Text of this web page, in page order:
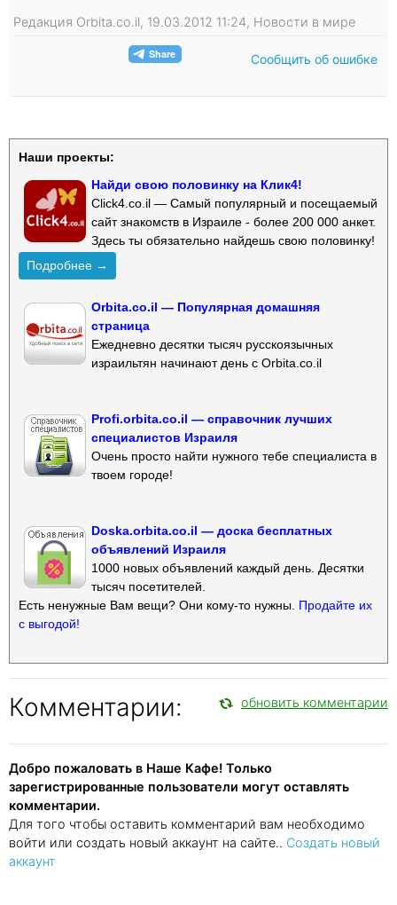
Редакция Orbita.co.il, 19.03.2012 11:24, Новости в мире
Сообщить об ошибке
Наши проекты:
Найди свою половинку на Клик4!
Click4.co.il — Самый популярный и посещаемый
сайт знакомств в Израиле - более 200 000 анкет.
Здесь ты обязательно найдешь свою половинку!
Подробнее →
Orbita.co.il — Популярная домашняя
страница
Ежедневно десятки тысяч русскоязычных
израильтян начинают день с Orbita.co.il
Profi.orbita.co.il — справочник лучших
специалистов Израиля
Очень просто найти нужного тебе специалиста в
твоем городе!
Doska.orbita.co.il — доска бесплатных
объявлений Израиля
1000 новых объявлений каждый день. Десятки
тысяч посетителей.
Есть ненужные Вам вещи? Они кому-то нужны. Продайте их
с выгодой!
Комментарии: обновить комментарии
Добро пожаловать в Наше Кафе! Только
зарегистрированные пользователи могут оставлять
комментарии.
Для того чтобы оставить комментарий вам необходимо
войти или создать новый аккаунт на сайте.. Создать новый
аккаунт